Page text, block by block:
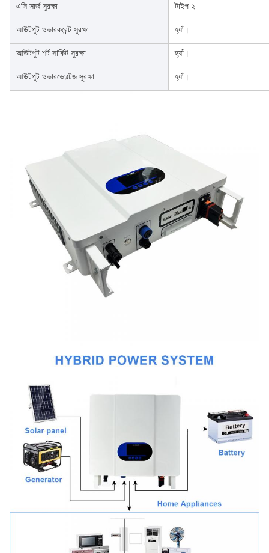
এসি সার্জ সুরক্ষা টাইপ ২
আউটপুট ওভারকরেন্ট সুরক্ষা হ্যাঁ।
আউটপুট শর্ট সার্কিট সুরক্ষা হ্যাঁ।
আউটপুট ওভারভোল্টেজ সুরক্ষা হ্যাঁ।